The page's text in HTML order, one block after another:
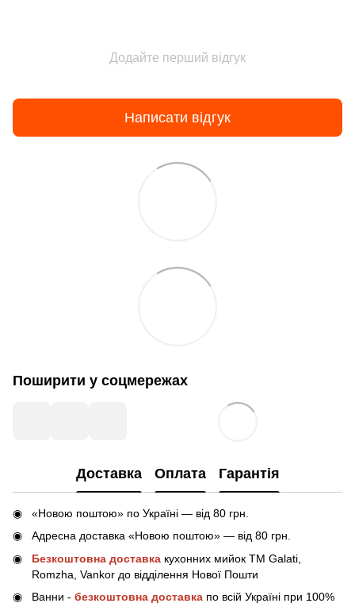
Додайте перший відгук
Написати відгук
Поширити у соцмережах
Доставка Оплата Гарантія
«Новою поштою» по Україні — від 80 грн.
Адресна доставка «Новою поштою» — від 80 грн.
Безкоштовна доставка кухонних мийок ТМ Galati,
Romzha, Vankor до відділення Нової Пошти
Ванни - безкоштовна доставка по всій Україні при 100%